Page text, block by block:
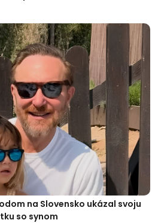
na Slovensko ukázal svoju
so synom